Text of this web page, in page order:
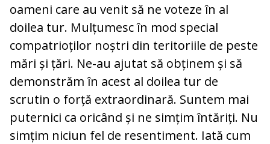
oameni care au venit să ne voteze în al
doilea tur. Mulțumesc în mod special
compatrioților noștri din teritoriile de peste
mări și țări. Ne-au ajutat să obținem și să
demonstrăm în acest al doilea tur de
scrutin o forță extraordinară. Suntem mai
puternici ca oricând și ne simțim întăriți. Nu
simțim niciun fel de resentiment. Iată cum